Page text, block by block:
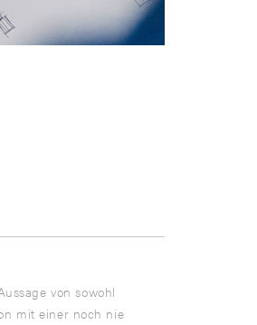
von sowohl
mit einer noch nie